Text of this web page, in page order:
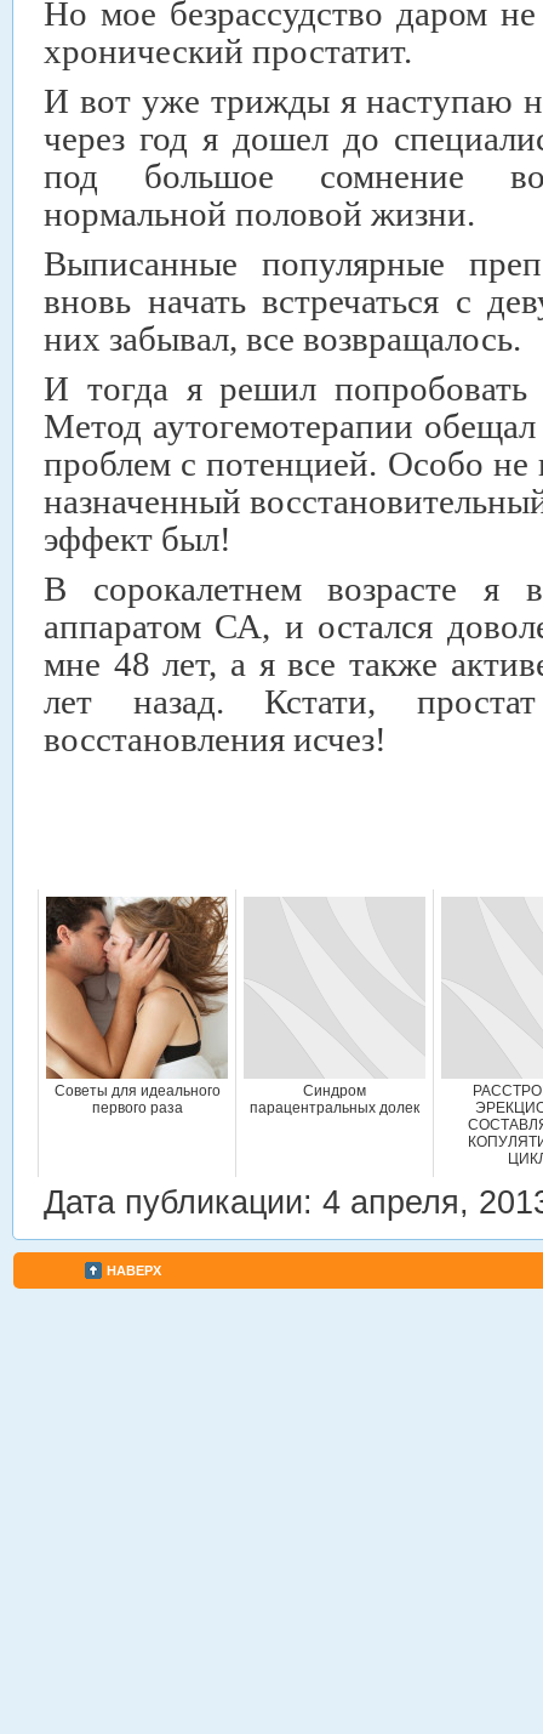
Но мое безрассудство даром
хронический простатит.
И вот уже трижды я наступаю
через год я дошел до
под большое сомнение
нормальной половой жизни.
Выписанные популярные
вновь начать встречаться с
них забывал, все возвращалось.
И тогда я решил
Метод аутогемотерапии
проблем с потенцией. Особо не
назначенный
эффект был!
В сорокалетнем возрасте я
аппаратом СА, и остался
мне 48 лет, а я все также
лет назад. Кстати,
восстановления исчез!
Советы для идеального
первого раза
Синдром
парацентральных долек
Дата публикации: 4 апреля,
НАВЕРХ